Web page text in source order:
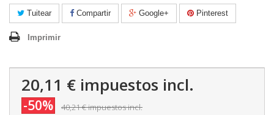
Tuitear Compartir Google+ Pinterest
Imprimir
20,11 € impuestos incl.
-50% 40,21 €impuestos incl.